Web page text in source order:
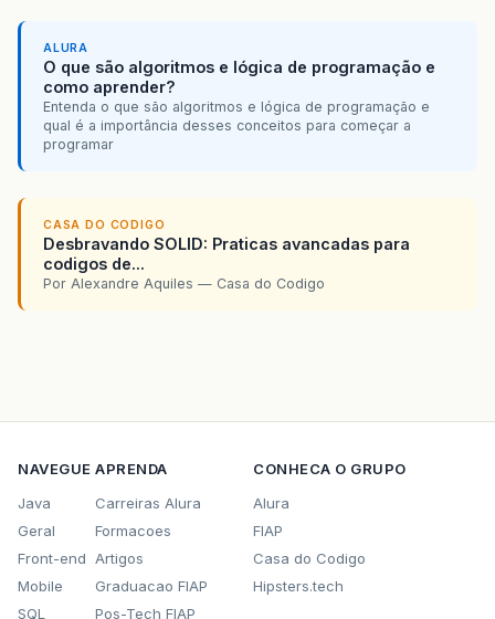
ALURA
O que são algoritmos e lógica de programação e
como aprender?
Entenda o que são algoritmos e lógica de programação e
qual é a importância desses conceitos para começar a
programar
CASA DO CODIGO
Desbravando SOLID: Praticas avancadas para
codigos de...
Por Alexandre Aquiles — Casa do Codigo
NAVEGUE
Java
Geral
Front-end
Mobile
SQL
APRENDA
Carreiras Alura
Formacoes
Artigos
Graduacao FIAP
Pos-Tech FIAP
CONHECA O GRUPO
Alura
FIAP
Casa do Codigo
Hipsters.tech